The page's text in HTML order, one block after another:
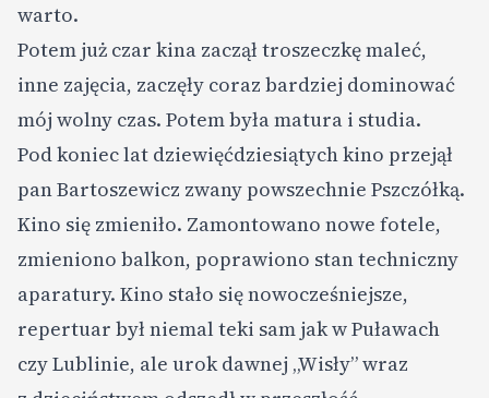
warto.
Potem już czar kina zaczął troszeczkę maleć,
inne zajęcia, zaczęły coraz bardziej dominować
mój wolny czas. Potem była matura i studia.
Pod koniec lat dziewięćdziesiątych kino przejął
pan Bartoszewicz zwany powszechnie Pszczółką.
Kino się zmieniło. Zamontowano nowe fotele,
zmieniono balkon, poprawiono stan techniczny
aparatury. Kino stało się nowocześniejsze,
repertuar był niemal teki sam jak w Puławach
czy Lublinie, ale urok dawnej „Wisły” wraz